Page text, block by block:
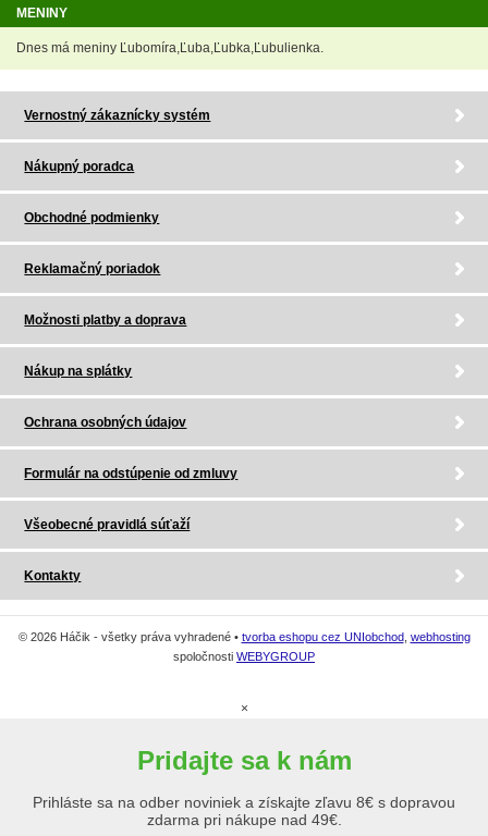
MENINY
Dnes má meniny Ľubomíra,Ľuba,Ľubka,Ľubulienka.
Vernostný zákaznícky systém
Nákupný poradca
Obchodné podmienky
Reklamačný poriadok
Možnosti platby a doprava
Nákup na splátky
Ochrana osobných údajov
Formulár na odstúpenie od zmluvy
Všeobecné pravidlá súťaží
Kontakty
© 2026 Háčik - všetky práva vyhradené • tvorba eshopu cez UNIobchod, webhosting
spoločnosti WEBYGROUP
×
Pridajte sa k nám
Prihláste sa na odber noviniek a získajte zľavu 8€ s dopravou
zdarma pri nákupe nad 49€.